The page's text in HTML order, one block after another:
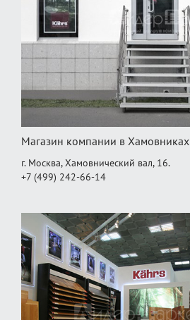
Магазин компании в Хамовниках
г. Москва, Хамовнический вал, 16.
+7 (499) 242-66-14